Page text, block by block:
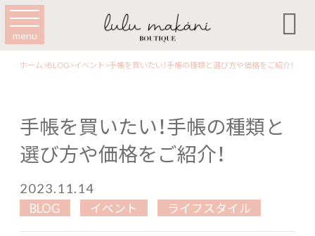
menu 
ホーム>BLOG>イベント>手帳を買いたい！手帳の種類と選び方や価格をご紹介！
手帳を買いたい！手帳の種類と
選び方や価格をご紹介！
2023.11.14
BLOG イベント ライフスタイル